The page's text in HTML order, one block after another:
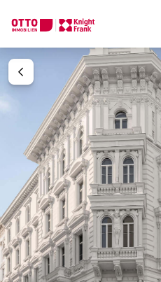
Wir finden Ihre
Traumimmobilie
Sagen Sie uns was Sie
Wie möchten Sie uns
Online
Immobilie konfigurieren
Direkte:r
Anrufen oder Rückruf